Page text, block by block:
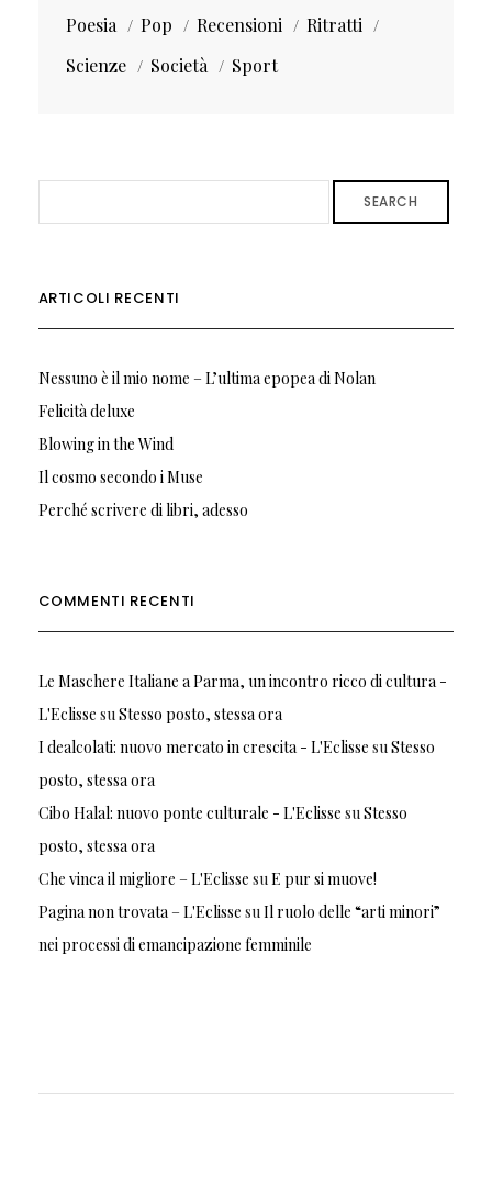
Poesia
Pop Recensioni
Ritratti
Scienze
Società Sport
SEARCH
ARTICOLI RECENTI
Nessuno è il mio nome – L’ultima epopea di Nolan
Felicità deluxe
Blowing in the Wind
Il cosmo secondo i Muse
Perché scrivere di libri, adesso
COMMENTI RECENTI
Le Maschere Italiane a Parma, un incontro ricco di cultura -
L'Eclisse suStesso posto, stessa ora
I dealcolati: nuovo mercato in crescita - L'Eclisse suStesso
posto, stessa ora
Cibo Halal: nuovo ponte culturale - L'Eclisse suStesso
posto, stessa ora
Che vinca il migliore – L'Eclisse suE pur si muove!
Pagina non trovata – L'Eclisse suIl ruolo delle “arti minori”
nei processi di emancipazione femminile